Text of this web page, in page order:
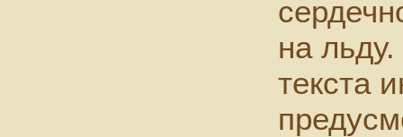
на
текста